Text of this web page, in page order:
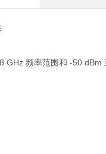
GHz 频率范围和 -50 dBm